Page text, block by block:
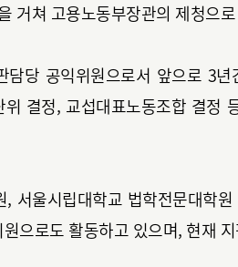
거쳐 고용노동부장관의 제청으
당 공익위원으로서 앞으로 3
결정, 교섭대표노동조합 결정
서울시립대학교 법학전문대학
으로도 활동하고 있으며, 현재